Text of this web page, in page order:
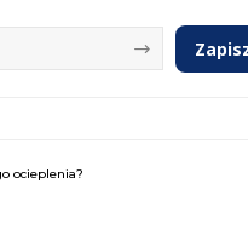
ocieplenia?